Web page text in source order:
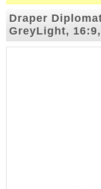
Draper
GreyLight,